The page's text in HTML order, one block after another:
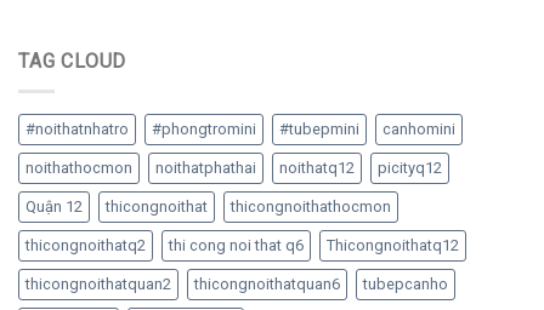
TAG CLOUD
#noithatnhatro #phongtromini #tubepmini canhomini
noithathocmon noithatphathai noithatq12 picityq12
Quận 12 thicongnoithat thicongnoithathocmon
thicongnoithatq2 thi cong noi that q6 Thicongnoithatq12
thicongnoithatquan2 thicongnoithatquan6 tubepcanho